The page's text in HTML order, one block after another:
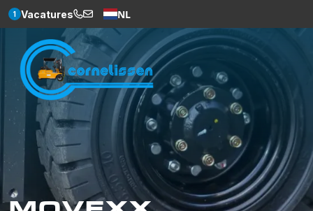
1 Vacatures NL
Weglot